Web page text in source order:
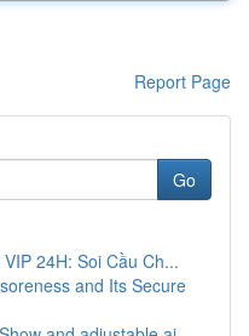
Report Page
Go
24H: Soi Cầu Ch...
and Its Secure